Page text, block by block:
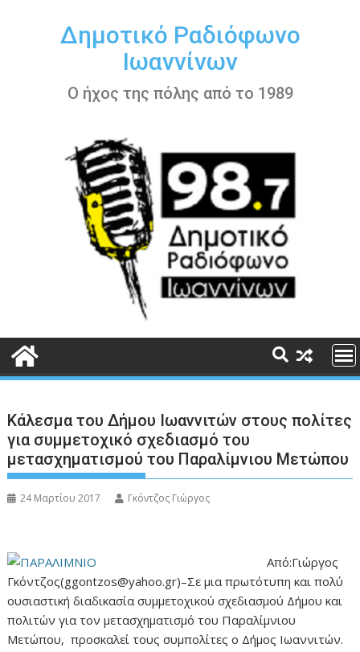
περιεχόμενοΔημοτικό Ραδιόφωνο
Ιωαννίνων
Ο ήχος της πόλης από το 1989
Κάλεσμα του Δήμου Ιωαννιτών στους πολίτες
για συμμετοχικό σχεδιασμό του
μετασχηματισμού του Παραλίμνιου Μετώπου
24 Μαρτίου 2017 Γκόντζος Γιώργος
Από:Γιώργος
Γκόντζος(ggontzos@yahoo.gr)–Σε μια πρωτότυπη και πολύ
ουσιαστική διαδικασία συμμετοχικού σχεδιασμού Δήμου και
πολιτών για τον μετασχηματισμό του Παραλίμνιου
Μετώπου, προσκαλεί τους συμπολίτες ο Δήμος Ιωαννιτών.